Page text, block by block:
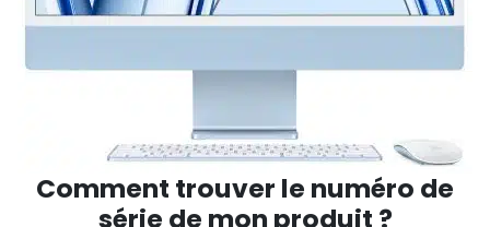
Comment trouver le numéro de
série de mon produit ?